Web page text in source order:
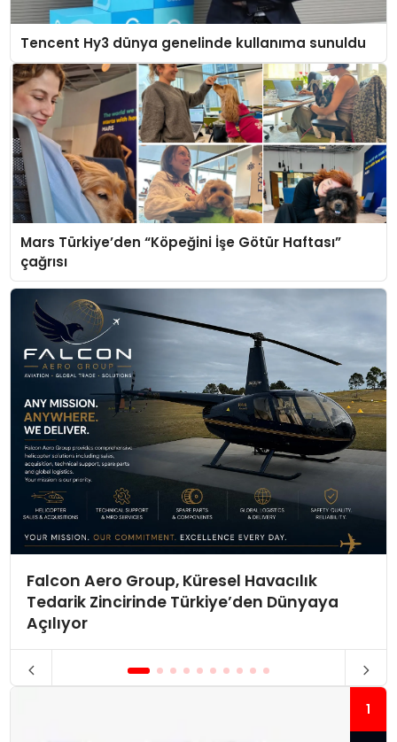
Tencent Hy3 dünya genelinde kullanıma sunuldu
Mars Türkiye’den “Köpeğini İşe Götür Haftası”
çağrısı
Falcon Aero Group, Küresel Havacılık
Tedarik Zincirinde Türkiye’den Dünyaya
Açılıyor
1